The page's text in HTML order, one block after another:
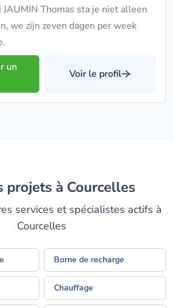
Thomas sta je niet alleen
we zijn zeven dagen per week
un
Voir le profil
projets à Courcelles
services et spécialistes actifs à
Courcelles
Borne de recharge
Chauffage